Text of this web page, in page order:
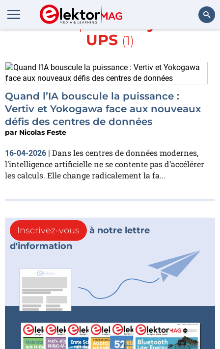
En savoir plus sur
systèmes
UPS (1)
Quand l’IA bouscule la puissance :
Vertiv et Yokogawa face aux nouveaux
défis des centres de données
par Nicolas Feste
16-04-2026 | Dans les centres de données modernes,
l’intelligence artificielle ne se contente pas d’accélérer
les calculs. Elle change radicalement la fa...
Inscrivez-vous
à notre lettre
d'information